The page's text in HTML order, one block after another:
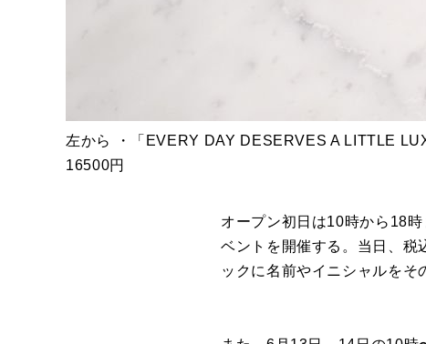
左から ・「EVERY DAY DESERVES A LITTLE
16500円
オープン初日は10時から18
ベントを開催する。当日、税
ックに名前やイニシャルをそ